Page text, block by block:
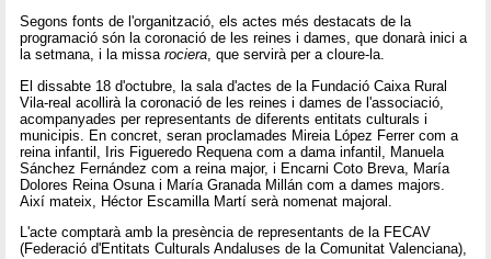
Segons fonts de l'organització, els actes més destacats de la
programació són la coronació de les reines i dames, que donarà inici a
la setmana, i la missarociera, que servirà per a cloure-la.
El dissabte 18 d'octubre, la sala d'actes de la Fundació Caixa Rural
Vila-real acollirà la coronació de les reines i dames de l'associació,
acompanyades per representants de diferents entitats culturals i
municipis. En concret, seran proclamades Mireia López Ferrer com a
reina infantil, Iris Figueredo Requena com a dama infantil, Manuela
Sánchez Fernández com a reina major, i Encarni Coto Breva, María
Dolores Reina Osuna i María Granada Millán com a dames majors.
Així mateix, Héctor Escamilla Martí serà nomenat majoral.
L'acte comptarà amb la presència de representants de la FECAV
(Federació d'Entitats Culturals Andaluses de la Comunitat Valenciana),